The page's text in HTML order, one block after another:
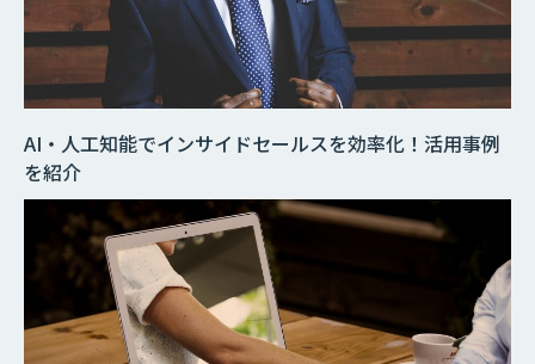
AI・人工知能でインサイドセールスを効率化！活用事例
を紹介